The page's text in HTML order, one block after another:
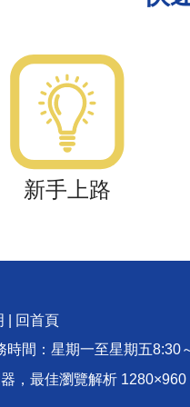
新手上路
回首頁
間：星期一至星期五8:30
，最佳瀏覽解析 1280×960